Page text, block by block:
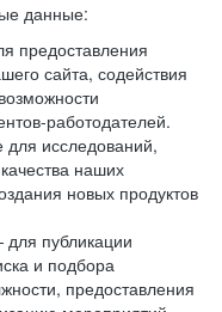
данные:
предоставления
сайта, содействия
работодателей.
исследований,
наших
новых продуктов
публикации
и подбора
предоставления